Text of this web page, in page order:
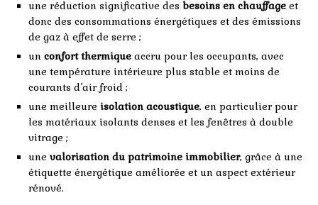
une réduction significative des besoins en chauffage et
donc des consommations énergétiques et des émissions
de gaz à effet de serre ;
un confort thermique accru pour les occupants, avec
une température intérieure plus stable et moins de
courants d’air froid ;
une meilleure isolation acoustique, en particulier pour
les matériaux isolants denses et les fenêtres à double
vitrage ;
une valorisation du patrimoine immobilier, grâce à une
étiquette énergétique améliorée et un aspect extérieur
rénové.